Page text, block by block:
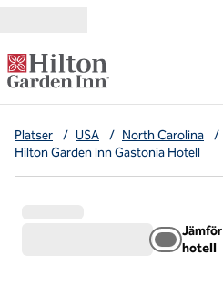
Platser / USA / North Carolina /
Hilton Garden Inn Gastonia Hotell
Jämför
hotell